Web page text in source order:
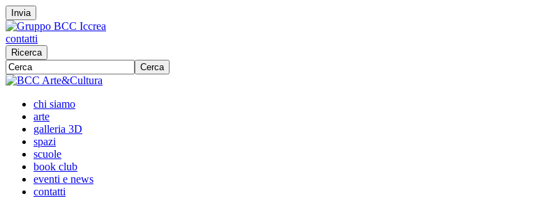
Invia
contatti
Ricerca
Cerca
chi siamo
arte
galleria 3D
spazi
scuole
book club
eventi e news
contatti